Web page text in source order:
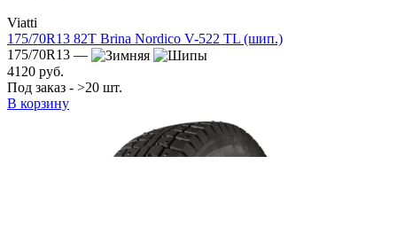
Viatti
175/70R13 82T Brina Nordico V-522 TL (шип.)
175/70R13 —
4120 руб.
Под заказ - >20 шт.
В корзину